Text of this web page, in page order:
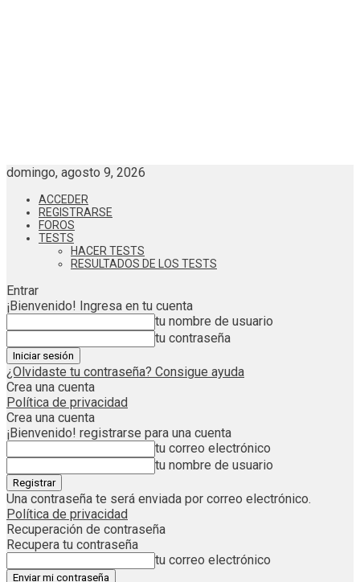
domingo, agosto 9, 2026
ACCEDER
REGISTRARSE
FOROS
TESTS
HACER TESTS
RESULTADOS DE LOS TESTS
Entrar
¡Bienvenido! Ingresa en tu cuenta
tu nombre de usuario
tu contraseña
¿Olvidaste tu contraseña? Consigue ayuda
Crea una cuenta
Política de privacidad
Crea una cuenta
¡Bienvenido! registrarse para una cuenta
tu correo electrónico
tu nombre de usuario
Una contraseña te será enviada por correo electrónico.
Política de privacidad
Recuperación de contraseña
Recupera tu contraseña
tu correo electrónico